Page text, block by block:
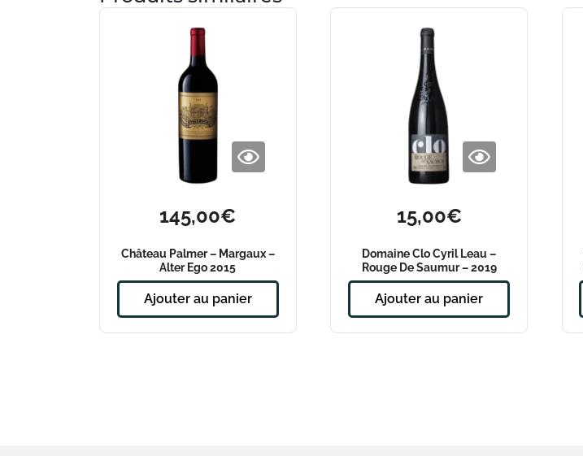
145,00€
Château Palmer – Margaux –
Alter Ego 2015
Ajouter au panier
15,00€
Domaine Clo Cyril Leau –
Rouge De Saumur – 2019
Ajouter au panier